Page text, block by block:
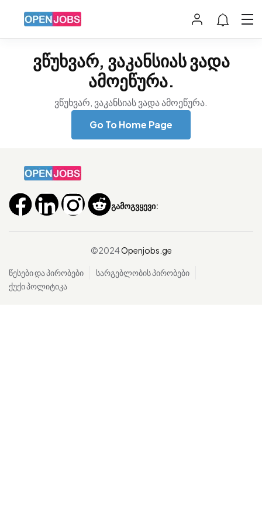
ვწუხვარ, ვაკანსიას ვადა
ამოეწურა.
ვწუხვარ, ვაკანსიას ვადა ამოეწურა.
Go To Home Page
გამოგვყევი:
©2024Openjobs.ge
წესები და პირობები
სარგებლობის პირობები
ქუქი პოლიტიკა